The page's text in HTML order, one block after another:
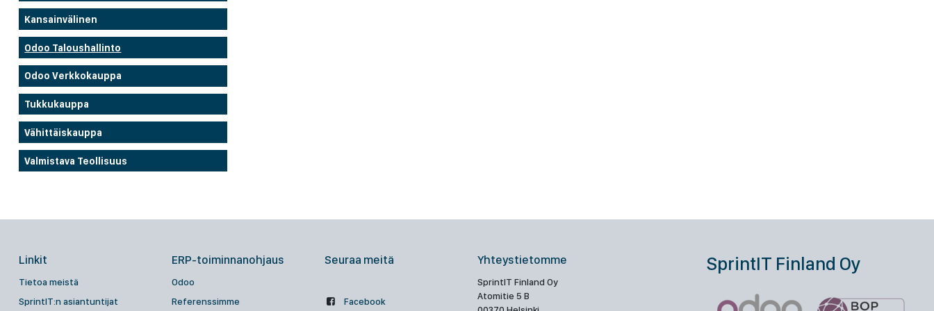
Kansainvälinen
Odoo Taloushallinto
Odoo Verkkokauppa
Tukkukauppa
Vähittäiskauppa
Valmistava Teollisuus
Linkit
Tietoa meistä
SprintIT:n asiantuntijat
ERP-toiminnanohjaus
Odoo
Referenssimme
Seuraa meitä
Facebook
Yhteystietomme
SprintIT Finland Oy
Atomitie 5 B
SprintIT Finland Oy